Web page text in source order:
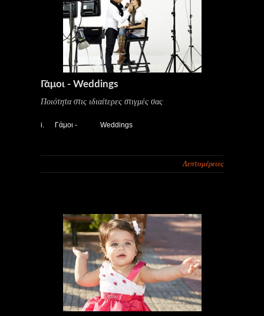
Γάμοι - Weddings
Ποιότητα στις ιδιαίτερες στιγμές σας
i. Γάμοι - Weddings
Λεπτομέρειες